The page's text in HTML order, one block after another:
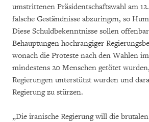
umstrittenen Präsidentschaftswahl am
falsche Geständnisse abzuringen, so
Diese Schuldbekenntnisse sollen
Behauptungen hochrangiger
wonach die Proteste nach den Wahlen
mindestens 20 Menschen getötet
Regierungen unterstützt wurden und
Regierung zu stürzen.
„Die iranische Regierung will die